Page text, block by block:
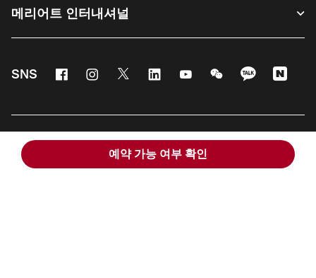
예약 가능 여부 확인
메리어트 인터내셔널
SNS FacebookInstagram
Twitter LinkedinYoutubeWeChatKaKao
© 1996 - 2026 메리어트 인터내셔널 All rights reserved. 메리어트 독점 정보